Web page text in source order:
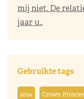
mij niet. De
jaar u..
Gebruikte tags
2024 Crown